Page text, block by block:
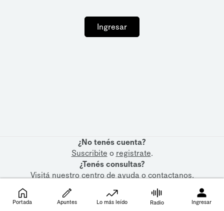
Ingresar
¿No tenés cuenta?
Suscribite o registrate.
¿Tenés consultas?
Visitá nuestrocentro de ayudaocontactanos.
Portada Apuntes Lo más leído Radio Ingresar